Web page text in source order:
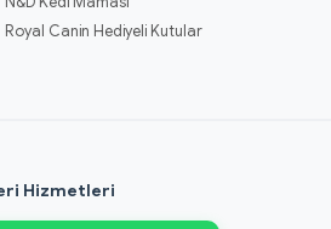
Royal Canin Hediyeli Kutular
Hizmetleri